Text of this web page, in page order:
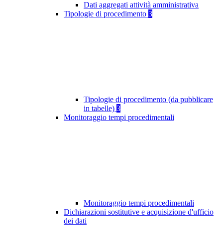
Dati aggregati attività amministrativa
Tipologie di procedimento 3
Tipologie di procedimento (da pubblicare
in tabelle) 3
Monitoraggio tempi procedimentali
Monitoraggio tempi procedimentali
Dichiarazioni sostitutive e acquisizione d'ufficio
dei dati